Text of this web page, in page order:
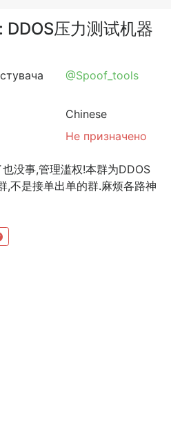
压力测试机器
@Spoof_tools
Chinese
Не призначено
没事,管理滥权!本群为DDOS
,不是接单出单的群.麻烦各路神